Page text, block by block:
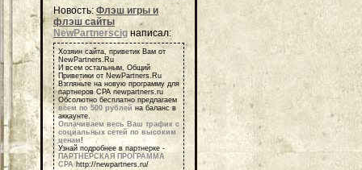
Новость:Флэш игры и
флэш сайты
NewPartnerscig написал:
Хозяин сайта, приветик Вам от
NewPartners.Ru
И всем остальным, Общий
Приветики от NewPartners.Ru
Взгляньте на новую программу для
партнеров СРА newpartners.ru
Обсолютно бесплатно предлагаем
всем по 500 рублей на баланс в
аккаунте.
Оплачиваем весь Ваш трафик с
социальных сетей по высоким
ценам!
Узнай подробнее в партнерке -
ПАРТНЕРСКАЯ ПРОГРАММА
СРА http://newpartners.ru/